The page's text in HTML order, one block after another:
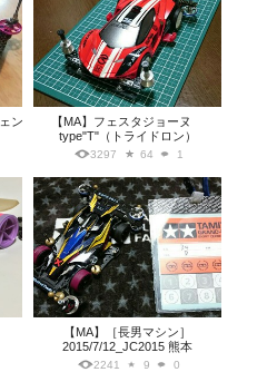
ン
【MA】フェスタジョーヌ
type"T"（トライドロン）
3297 64 1
【MA】［長男マシン］
2015/7/12_JC2015 熊本
2241 9 0